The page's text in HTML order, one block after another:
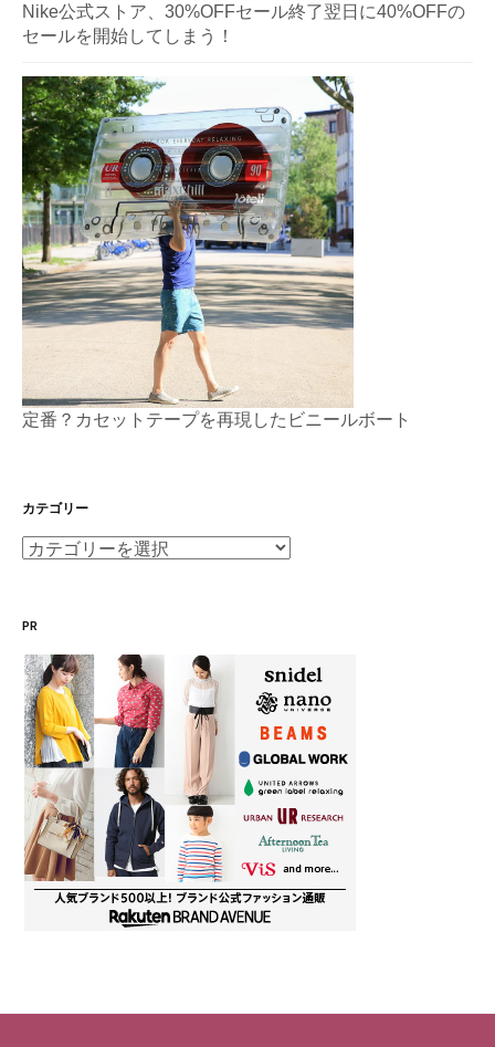
Nike公式ストア、30%OFFセール終了翌日に40%OFFの
セールを開始してしまう！
定番？カセットテープを再現したビニールボート
カテゴリー
カ
リ
ー
PR